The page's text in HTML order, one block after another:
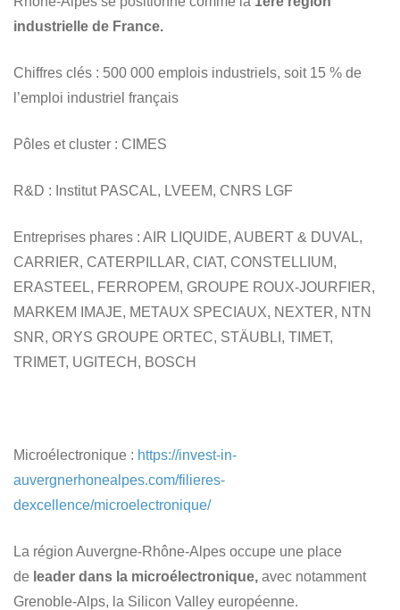
industrielle de France.
Chiffres clés : 500 000 emplois industriels, soit 15 % de
l’emploi industriel français
Pôles et cluster : CIMES
R&D : Institut PASCAL, LVEEM, CNRS LGF
Entreprises phares : AIR LIQUIDE, AUBERT & DUVAL,
CARRIER, CATERPILLAR, CIAT, CONSTELLIUM,
ERASTEEL, FERROPEM, GROUPE ROUX-JOURFIER,
MARKEM IMAJE, METAUX SPECIAUX, NEXTER, NTN
SNR, ORYS GROUPE ORTEC, STÄUBLI, TIMET,
TRIMET, UGITECH, BOSCH
Microélectronique : https://invest-in-
auvergnerhonealpes.com/filieres-
dexcellence/microelectronique/
La région Auvergne-Rhône-Alpes occupe une place
de leader dans la microélectronique, avec notamment
Grenoble-Alps, la Silicon Valley européenne.